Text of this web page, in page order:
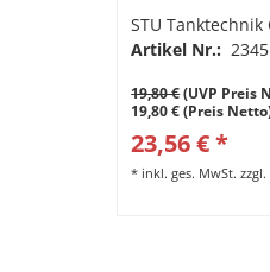
STU Tanktechnik
Artikel Nr.: 2345
19,80 €(UVP Preis
19,80 € (Preis
23,56 € *
* inkl. ges. MwSt. zzgl.